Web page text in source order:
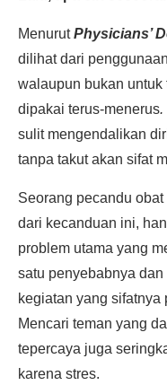
MenurutPhysicians’
dilihat dari
walaupun bukan
dipakai terus-menerus.
sulit mengendalikan
tanpa takut akan sifat
Seorang pecandu
dari kecanduan ini,
problem utama yang
satu penyebabnya
kegiatan yang
Mencari teman yang
tepercaya juga
karena stres.